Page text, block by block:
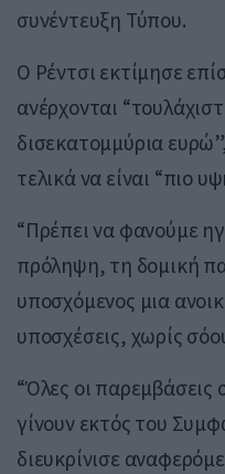
συνέντευξη Τύπου.
Ο Ρέντσι εκτίμησε
ανέρχονται
δισεκατομμύρια
τελικά να είναι “πιο
“Πρέπει να φανούμε
πρόληψη, τη δομική
υποσχόμενος μια
υποσχέσεις, χωρίς
“Όλες οι παρεμβάσεις
γίνουν εκτός του
διευκρίνισε